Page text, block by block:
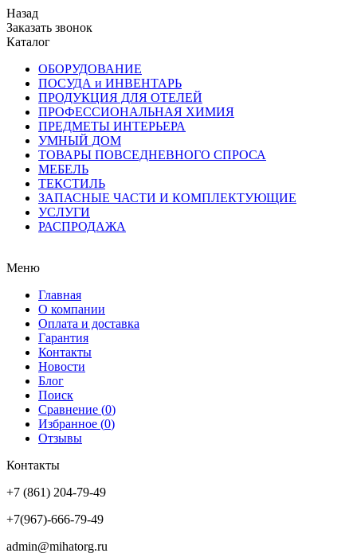
Назад
Заказать звонок
Каталог
ОБОРУДОВАНИЕ
ПОСУДА и ИНВЕНТАРЬ
ПРОДУКЦИЯ ДЛЯ ОТЕЛЕЙ
ПРОФЕССИОНАЛЬНАЯ ХИМИЯ
ПРЕДМЕТЫ ИНТЕРЬЕРА
УМНЫЙ ДОМ
ТОВАРЫ ПОВСЕДНЕВНОГО СПРОСА
МЕБЕЛЬ
ТЕКСТИЛЬ
ЗАПАСНЫЕ ЧАСТИ И КОМПЛЕКТУЮЩИЕ
УСЛУГИ
РАСПРОДАЖА
Меню
Главная
О компании
Оплата и доставка
Гарантия
Контакты
Новости
Блог
Поиск
Сравнение (0)
Избранное (0)
Отзывы
Контакты
+7 (861) 204-79-49
+7(967)-666-79-49
admin@mihatorg.ru